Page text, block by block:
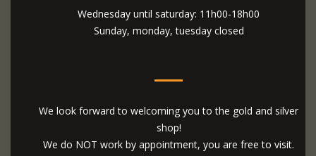
Wednesday until saturday: 11h00-18h00
Sunday, monday, tuesday closed
We look forward to welcoming you to the gold and silver
shop!
We do NOT work by appointment, you are free to visit.